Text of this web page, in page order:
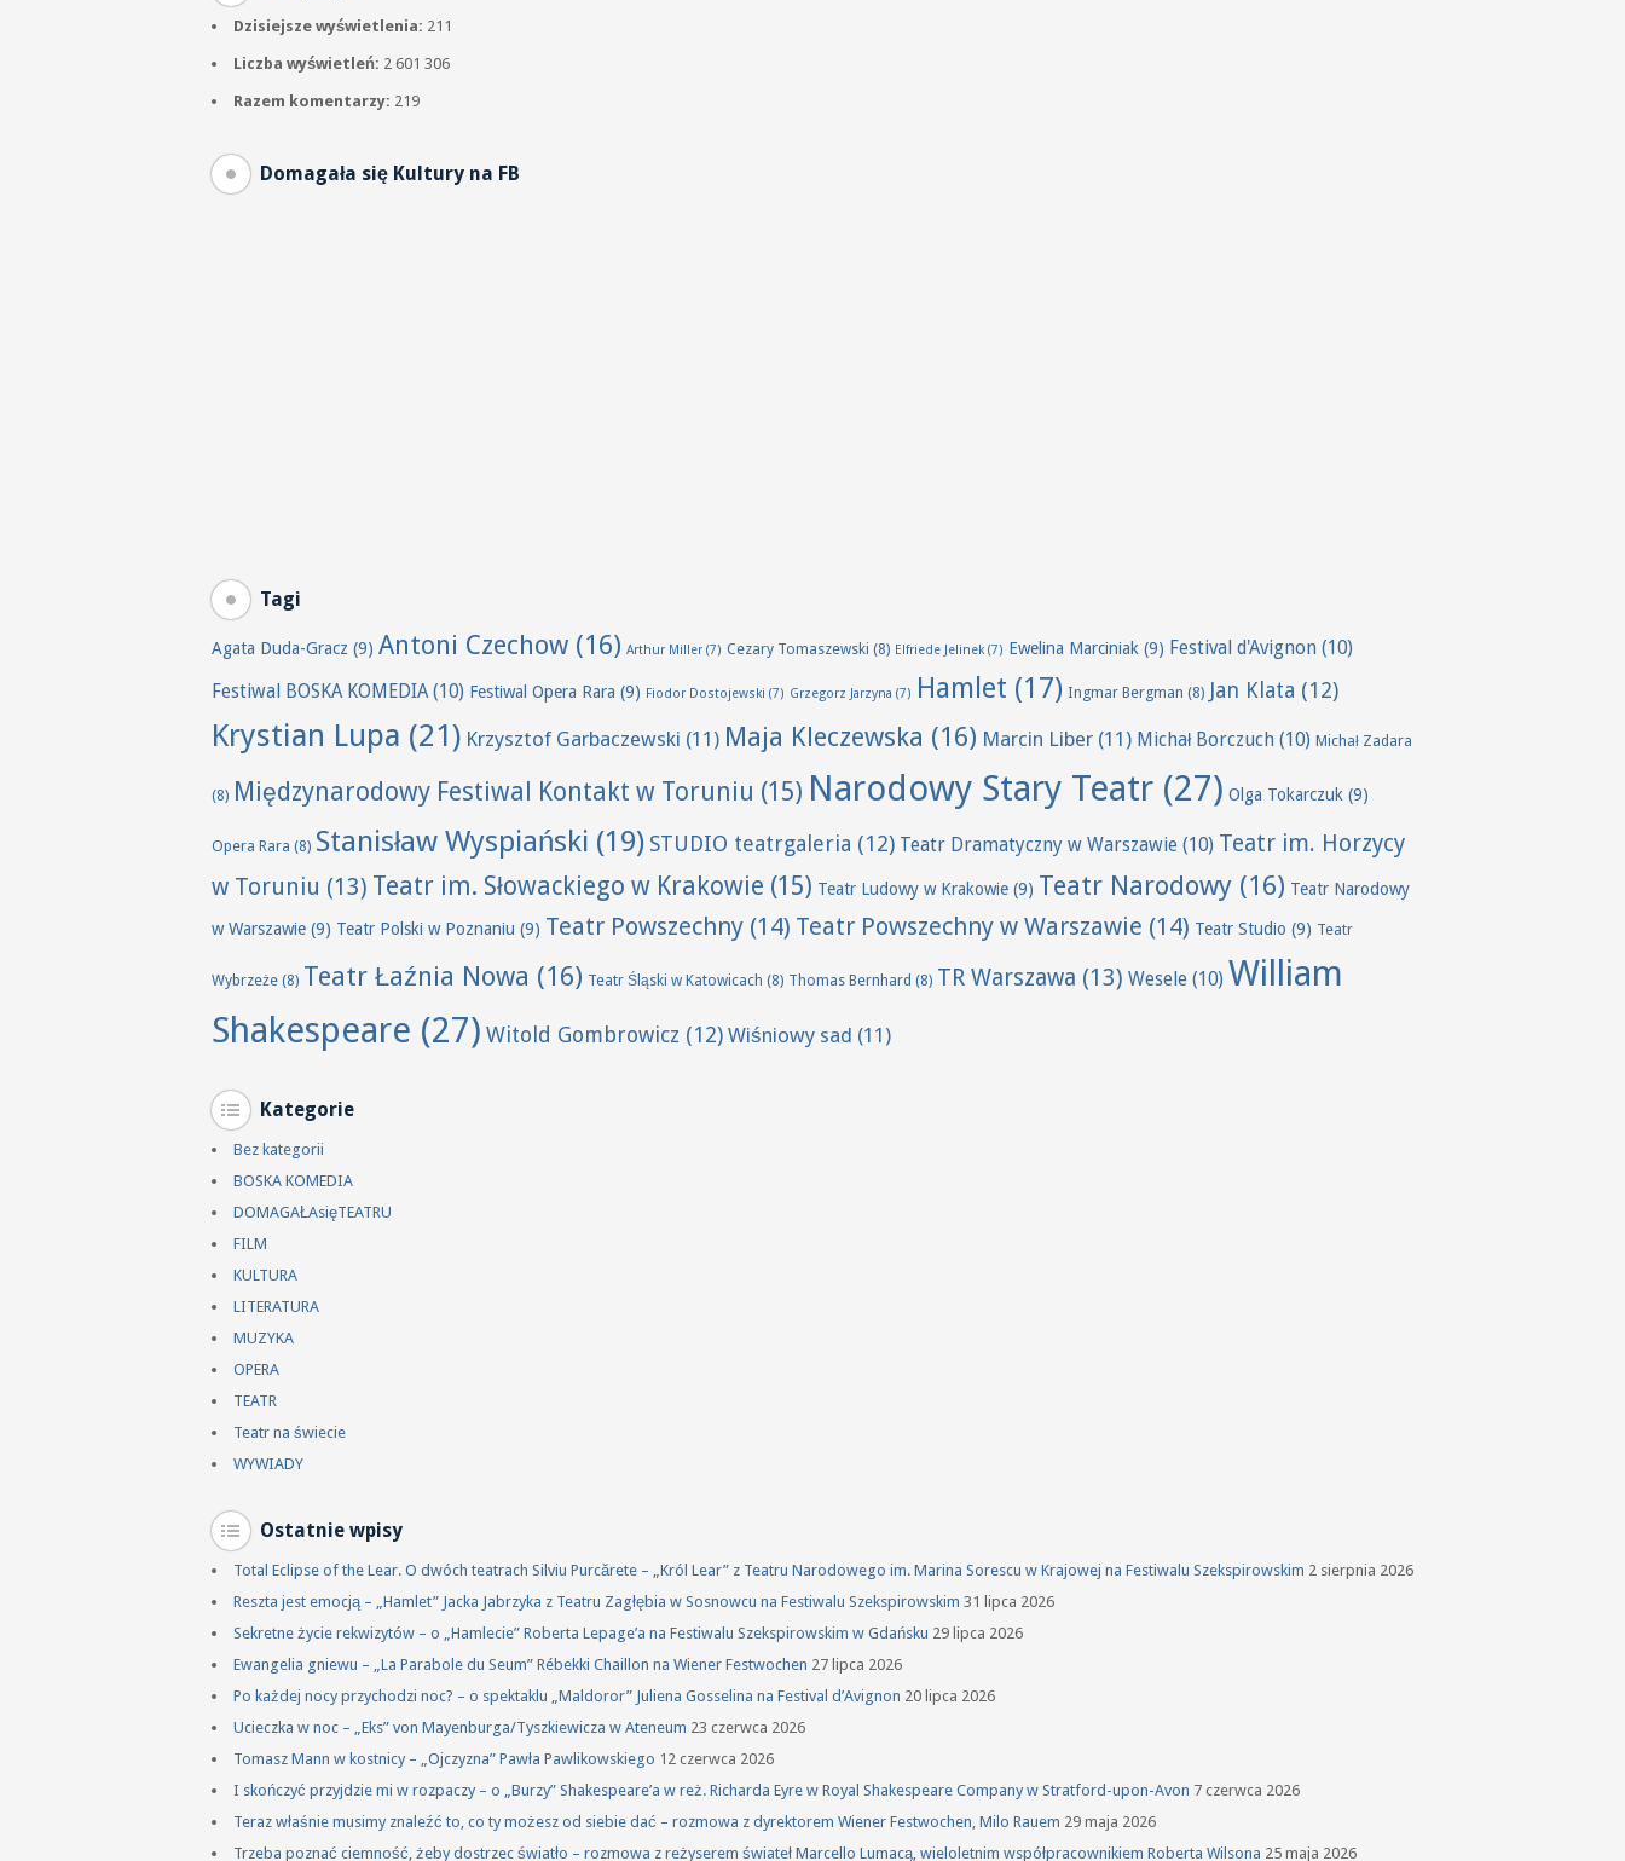
Dzisiejsze wyświetlenia: 211
Liczba wyświetleń: 2 601 306
Razem komentarzy: 219
Domagała się Kultury na FB
Tagi
Agata Duda-Gracz (9) Antoni Czechow (16) Arthur Miller (7) Cezary Tomaszewski (8) Elfriede Jelinek (7) Ewelina Marciniak (9) Festival d'Avignon (10)
Festiwal BOSKA KOMEDIA (10) Festiwal Opera Rara (9) Fiodor Dostojewski (7) Grzegorz Jarzyna (7) Hamlet (17) Ingmar Bergman (8) Jan Klata (12)
Krystian Lupa (21) Krzysztof Garbaczewski (11) Maja Kleczewska (16) Marcin Liber (11) Michał Borczuch (10) Michał Zadara
(8) Międzynarodowy Festiwal Kontakt w Toruniu (15) Narodowy Stary Teatr (27) Olga Tokarczuk (9)
Opera Rara (8) Stanisław Wyspiański (19) STUDIO teatrgaleria (12) Teatr Dramatyczny w Warszawie (10) Teatr im. Horzycy
w Toruniu (13) Teatr im. Słowackiego w Krakowie (15) Teatr Ludowy w Krakowie (9) Teatr Narodowy (16) Teatr Narodowy
w Warszawie (9) Teatr Polski w Poznaniu (9) Teatr Powszechny (14) Teatr Powszechny w Warszawie (14) Teatr Studio (9) Teatr
Wybrzeże (8) Teatr Łaźnia Nowa (16) Teatr Śląski w Katowicach (8) Thomas Bernhard (8) TR Warszawa (13) Wesele (10) William
Shakespeare (27) Witold Gombrowicz (12) Wiśniowy sad (11)
Kategorie
Bez kategorii
BOSKA KOMEDIA
DOMAGAŁAsięTEATRU
FILM
KULTURA
LITERATURA
MUZYKA
OPERA
TEATR
Teatr na świecie
WYWIADY
Ostatnie wpisy
Total Eclipse of the Lear. O dwóch teatrach Silviu Purcărete – „Król Lear” z Teatru Narodowego im. Marina Sorescu w Krajowej na Festiwalu Szekspirowskim 2 sierpnia 2026
Reszta jest emocją – „Hamlet” Jacka Jabrzyka z Teatru Zagłębia w Sosnowcu na Festiwalu Szekspirowskim 31 lipca 2026
Sekretne życie rekwizytów – o „Hamlecie” Roberta Lepage’a na Festiwalu Szekspirowskim w Gdańsku 29 lipca 2026
Ewangelia gniewu – „La Parabole du Seum” Rébekki Chaillon na Wiener Festwochen 27 lipca 2026
Po każdej nocy przychodzi noc? – o spektaklu „Maldoror” Juliena Gosselina na Festival d’Avignon 20 lipca 2026
Ucieczka w noc – „Eks” von Mayenburga/Tyszkiewicza w Ateneum 23 czerwca 2026
Tomasz Mann w kostnicy – „Ojczyzna” Pawła Pawlikowskiego 12 czerwca 2026
I skończyć przyjdzie mi w rozpaczy – o „Burzy” Shakespeare’a w reż. Richarda Eyre w Royal Shakespeare Company w Stratford-upon-Avon 7 czerwca 2026
Teraz właśnie musimy znaleźć to, co ty możesz od siebie dać – rozmowa z dyrektorem Wiener Festwochen, Milo Rauem 29 maja 2026
Trzeba poznać ciemność, żeby dostrzec światło – rozmowa z reżyserem świateł Marcello Lumacą, wieloletnim współpracownikiem Roberta Wilsona 25 maja 2026